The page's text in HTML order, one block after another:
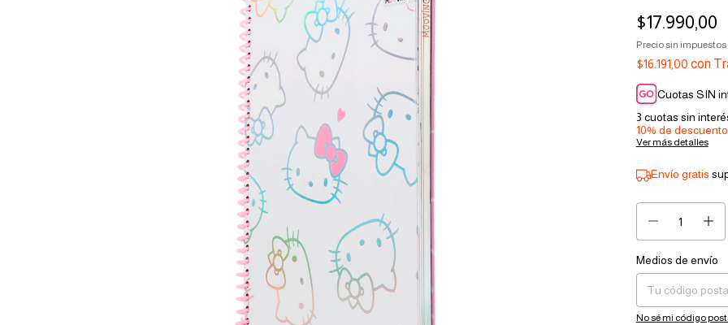
$17.990,00
Precio sin impuestos
$16.191,00 con
Cuotas SIN
3 cuotas sin
10% de descuento
Ver más detalles
Envío gratis
Entregas para el CP:
Medios de envío
No sé mi código